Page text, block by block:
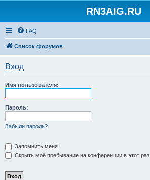
RN3AIG.RU
FAQ
Список форумов
Вход
Имя пользователя:
Пароль:
Забыли пароль?
Запомнить меня
Скрыть моё пребывание на конференции в этот раз